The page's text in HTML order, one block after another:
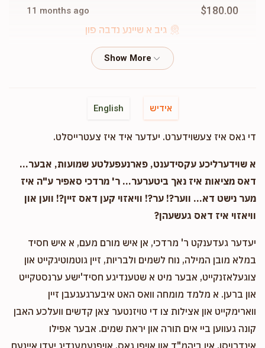
11 months ago $180.00
גיב א שיינע נדבה פון
Yecheil Shlome Stern
11 months ago $50.00
לייבי גלאנץYecheil Shlome Stern
11 months ago $36.00
English אידיש
די גאס איז צעשוידערט. יעדער איד איז צעטרייסלט.
א שוידערליכע עקסידענט, פארנעפעלטע שמועות, אבער...
דאס מציאות איז נאך ביטערער... ר' מרדכי סאפיר ע"ה איז
מער נישט דא... ווער?! ער?! וויאזוי קען דאס זיין?! ווען און
וויאזוי איז דאס געשעהן?
יעדער געדענקט ר' מרדכי, אן איש מורם מעם, א איש חסיד
במלא מובן המילה, נוח לשמים ולבריות, זיין גוטמוטיגקייט און
צוגעלאזנקייט, אבער מיט א שטענדיגע חסיד'ישע ערנסטקייט
און ברען. א מלמד מומחה וואס האט איבערגעגעבן זיין
ווארימקייט און אצילות צו די טויזנטער צאן קדשים וועלכע האבן
קונה געווען ביי אים תורה און יראת שמים. אבער אפילו